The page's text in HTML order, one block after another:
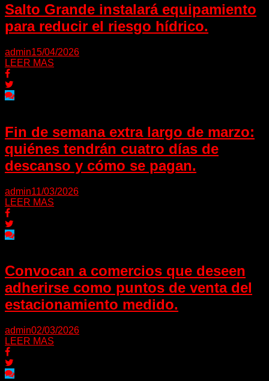
Salto Grande instalará equipamiento
para reducir el riesgo hídrico.
admin15/04/2026
LEER MAS
Fin de semana extra largo de marzo:
quiénes tendrán cuatro días de
descanso y cómo se pagan.
admin11/03/2026
LEER MAS
Convocan a comercios que deseen
adherirse como puntos de venta del
estacionamiento medido.
admin02/03/2026
LEER MAS